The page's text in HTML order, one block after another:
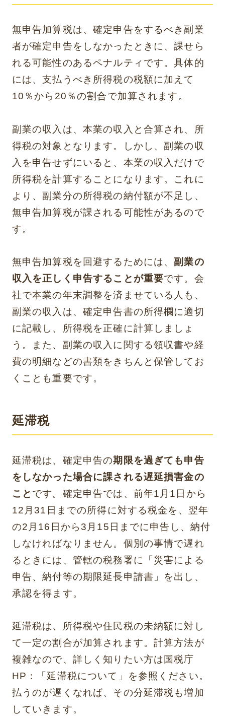
無申告加算税は、確定申告をするべき副業
者が確定申告をしなかったときに、課せら
れる可能性のあるペナルティです。具体的
には、支払うべき所得税の税額に加えて
10％から20％の割合で加算されます。
副業の収入は、本業の収入と合算され、所
得税の対象となります。しかし、副業の収
入を申告せずにいると、本業の収入だけで
所得税を計算することになります。これに
より、副業分の所得税の納付額が不足し、
無申告加算税が課される可能性があるので
す。
無申告加算税を回避するためには、副業の
収入を正しく申告することが重要です。会
社で本業の年末調整を済ませている人も、
副業の収入は、確定申告書の所得欄に適切
に記載し、所得税を正確に計算しましょ
う。また、副業の収入に関する領収書や経
費の明細などの書類をきちんと保管してお
くことも重要です。
延滞税
延滞税は、確定申告の期限を過ぎても申告
をしなかった場合に課される遅延損害金の
こと です。確定申告では、前年1月1日から
12月31日までの所得に対する税金を、翌年
の2月16日から3月15日までに申告し、納付
しなければなりません。個別の事情で遅れ
るときには、管轄の税務署に「災害による
申告、納付等の期限延長申請書」を出し、
承認を得ます。
延滞税は、所得税や住民税の未納額に対し
て一定の割合が加算されます。計算方法が
複雑なので、詳しく知りたい方は国税庁
HP：
「延滞税について」
を参照ください。
払うのが遅くなれば、その分延滞税も増加
していきます。